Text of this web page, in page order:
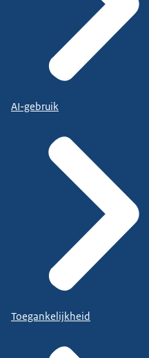
AI-gebruik
Toegankelijkheid